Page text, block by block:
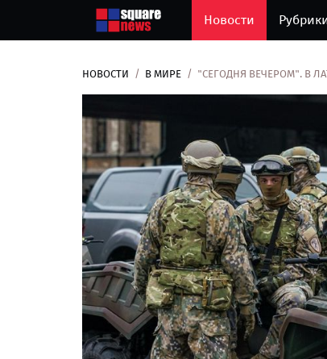
Новости
НОВОСТИ В МИРЕ "СЕГОДНЯ ВЕЧЕРОМ". В